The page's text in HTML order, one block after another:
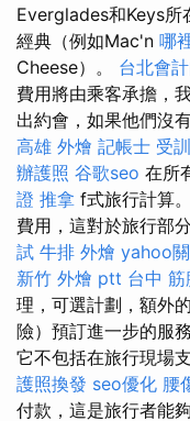
Everglades和Keys所
經典（例如Mac'n 哪
Cheese）。 台北會
費用將由乘客承擔，
出約會，如果他們沒
高雄 外燴 記帳士 受訓
辦護照 谷歌seo 在所
證 推拿 f式旅行計算
費用，這對於旅行部
試 牛排 外燴 yahoo
新竹 外燴 ptt 台中 筋
理，可選計劃，額外
險）預訂進一步的服
它不包括在旅行現場
護照換發 seo優化 腰
付款，這是旅行者能